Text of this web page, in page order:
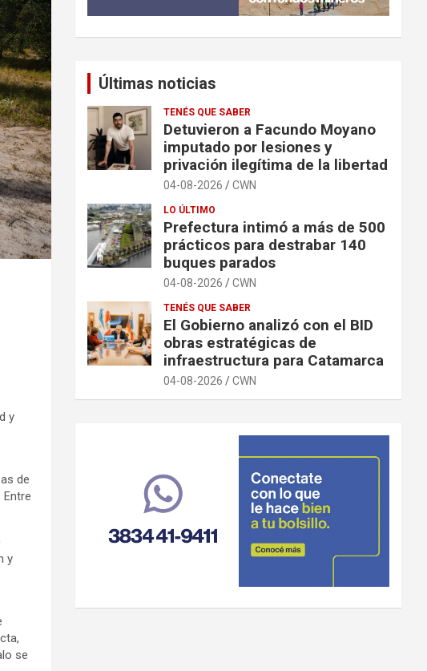
y
de
y
se
Últimas noticias
TENÉS QUE SABER
Detuvieron a Facundo Moyano
imputado por lesiones y
privación ilegítima de la libertad
04-08-2026 CWN
LO ÚLTIMO
Prefectura intimó a más de 500
prácticos para destrabar 140
buques parados
04-08-2026 CWN
TENÉS QUE SABER
El Gobierno analizó con el BID
obras estratégicas de
infraestructura para Catamarca
04-08-2026 CWN